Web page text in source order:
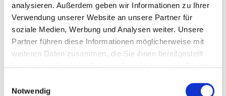
analysieren. Außerdem geben wir Informationen zu Ihrer
Verwendung unserer Website an unsere Partner für
soziale Medien, Werbung und Analysen weiter. Unsere
Partner führen diese Informationen möglicherweise mit
weiteren Daten zusammen, die Sie ihnen bereitgestellt
haben oder die sie im Rahmen Ihrer Nutzung der Dienste
Notwendig
Des millions de pièces par an Zéro défaut. La précision ne
connaît pas d'alternative.
Votre spécialiste de la
documentation